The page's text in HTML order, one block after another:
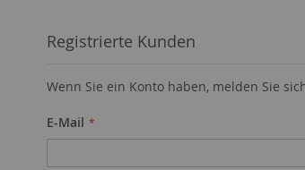
Registrierte Kunden
Wenn Sie ein Konto haben, melden Sie
E-Mail